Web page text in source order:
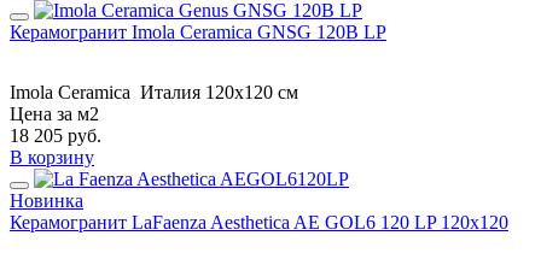
Керамогранит Imola Ceramica GNSG 120B LP
Imola Ceramica Италия 120x120 см
Цена за м2
18 205 руб.
В корзину
Новинка
Керамогранит LaFaenza Aesthetica AE GOL6 120 LP 120x120